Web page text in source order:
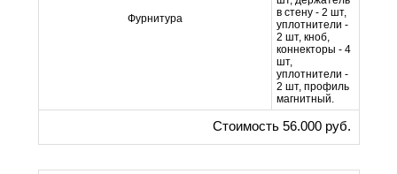
Фурнитура
в стену - 2 шт,
уплотнители -
2 шт, кноб,
коннекторы - 4
шт,
уплотнители -
2 шт, профиль
магнитный.
Стоимость 56.000 руб.